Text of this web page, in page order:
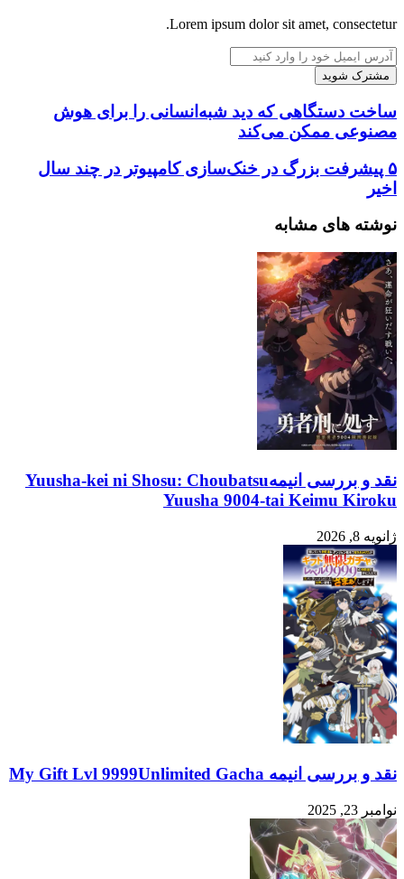
Lorem ipsum dolor sit amet, consectetur.
آدرس
ایمیل
خود
وارد
کنید
ساخت
دستگاهی
که
دید
شبه‌انسانی
را
هوش
ممکن
می‌کند
ساخت دستگاهی که دید شبه‌انسانی را برای هوش
مصنوعی ممکن می‌کند
۵
پیشرفت
بزرگ
در
خنک‌سازی
کامپیوتر
در
چند
سال
اخیر
۵ پیشرفت بزرگ در خنک‌سازی کامپیوتر در چند سال
اخیر
نوشته های مشابه
نقد و بررسی انیمهYuusha-kei ni Shosu: Choubatsu
Yuusha 9004-tai Keimu Kiroku
ژانویه 8, 2026
نقد و بررسی انیمه My Gift Lvl 9999Unlimited Gacha
نوامبر 23, 2025